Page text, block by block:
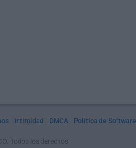
Intimidad DMCA Política de Software
Todos los derechos